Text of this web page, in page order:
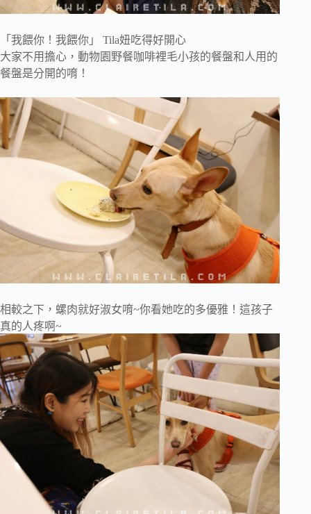
「我餵你！我餵你」 Tila妞吃得好開心
大家不用擔心，動物園野餐咖啡裡毛小孩的餐盤和人用的
餐盤是分開的唷！
相較之下，螺肉就好淑女唷~你看她吃的多優雅！這孩子
真的人疼啊~